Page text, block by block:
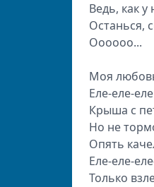
Ведь, как у
Останься,
Оооооо...
Моя
Еле-еле-
Крыша с
Но не
Опять
Еле-еле-
Только